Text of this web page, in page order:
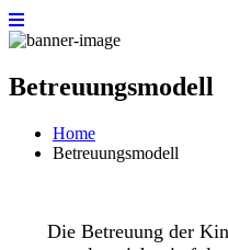
Betreuungsmodell
Home
Betreuungsmodell
Die Betreuung der